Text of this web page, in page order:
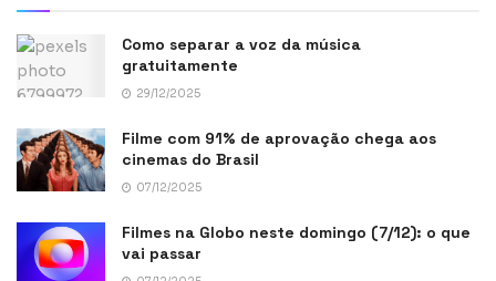
Como separar a voz da música
gratuitamente
29/12/2025
Filme com 91% de aprovação chega aos
cinemas do Brasil
07/12/2025
Filmes na Globo neste domingo (7/12): o que
vai passar